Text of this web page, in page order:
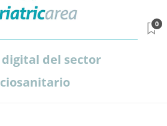
digital del sector
0